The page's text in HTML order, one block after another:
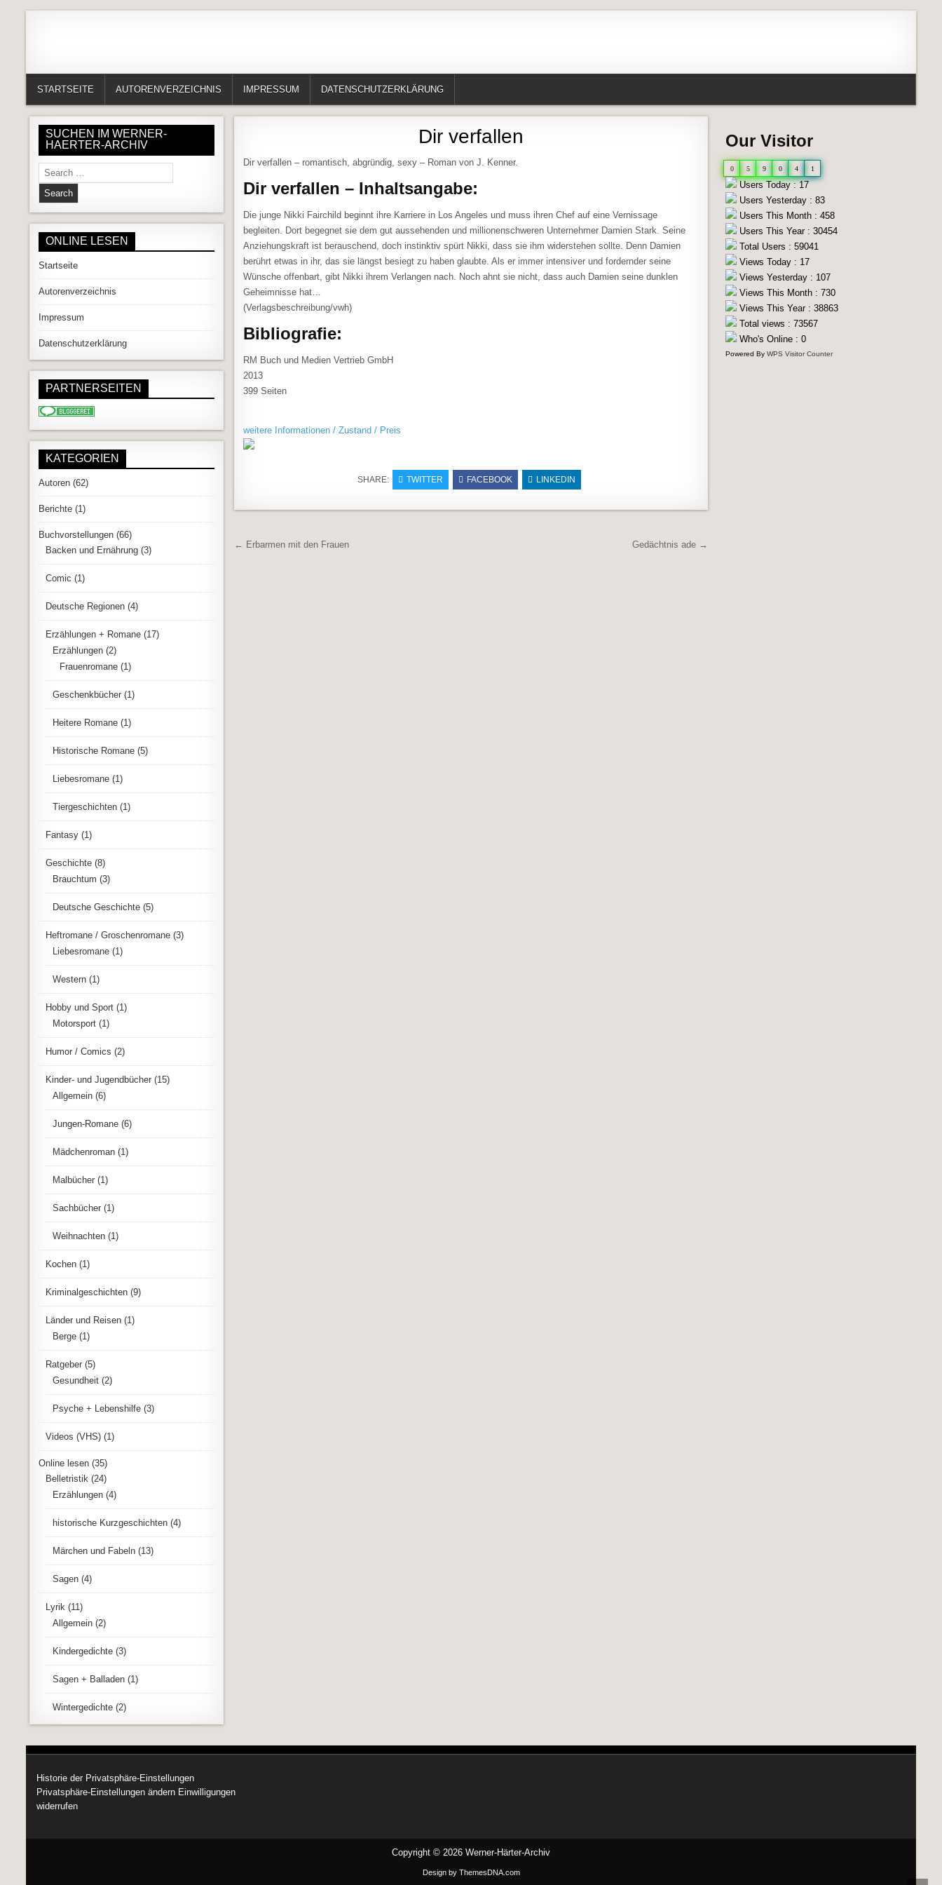
STARTSEITE AUTORENVERZEICHNIS IMPRESSUM DATENSCHUTZERKLÄRUNG
Dir verfallen
Dir verfallen – romantisch, abgründig, sexy – Roman von J. Kenner.
Dir verfallen – Inhaltsangabe:
Die junge Nikki Fairchild beginnt ihre Karriere in Los Angeles und muss ihren Chef auf eine Vernissage
begleiten. Dort begegnet sie dem gut aussehenden und millionenschweren Unternehmer Damien Stark. Seine
Anziehungskraft ist berauschend, doch instinktiv spürt Nikki, dass sie ihm widerstehen sollte. Denn Damien
berührt etwas in ihr, das sie längst besiegt zu haben glaubte. Als er immer intensiver und fordernder seine
Wünsche offenbart, gibt Nikki ihrem Verlangen nach. Noch ahnt sie nicht, dass auch Damien seine dunklen
Geheimnisse hat…
(Verlagsbeschreibung/vwh)
Bibliografie:
RM Buch und Medien Vertrieb GmbH
2013
399 Seiten
weitere Informationen / Zustand / Preis
SHARE: TWITTER FACEBOOK LINKEDIN
Beitragsnavigation Gedächtnis ade →
← Erbarmen mit den Frauen
SUCHEN IM WERNER-
HAERTER-ARCHIV
Search for:
ONLINE LESEN
Startseite
Autorenverzeichnis
Impressum
Datenschutzerklärung
PARTNERSEITEN
KATEGORIEN
Autoren (62)
Berichte (1)
Buchvorstellungen (66)
Backen und Ernährung (3)
Comic (1)
Deutsche Regionen (4)
Erzählungen + Romane (17)
Erzählungen (2)
Frauenromane (1)
Geschenkbücher (1)
Heitere Romane (1)
Historische Romane (5)
Liebesromane (1)
Tiergeschichten (1)
Fantasy (1)
Geschichte (8)
Brauchtum (3)
Deutsche Geschichte (5)
Heftromane / Groschenromane (3)
Liebesromane (1)
Western (1)
Hobby und Sport (1)
Motorsport (1)
Humor / Comics (2)
Kinder- und Jugendbücher (15)
Allgemein (6)
Jungen-Romane (6)
Mädchenroman (1)
Malbücher (1)
Sachbücher (1)
Weihnachten (1)
Kochen (1)
Kriminalgeschichten (9)
Länder und Reisen (1)
Berge (1)
Ratgeber (5)
Gesundheit (2)
Psyche + Lebenshilfe (3)
Videos (VHS) (1)
Online lesen (35)
Belletristik (24)
Erzählungen (4)
historische Kurzgeschichten (4)
Märchen und Fabeln (13)
Sagen (4)
Lyrik (11)
Allgemein (2)
Kindergedichte (3)
Sagen + Balladen (1)
Wintergedichte (2)
Our Visitor
0 5 9 0 4 1
Users Today : 17
Users Yesterday : 83
Users This Month : 458
Users This Year : 30454
Total Users : 59041
Views Today : 17
Views Yesterday : 107
Views This Month : 730
Views This Year : 38863
Total views : 73567
Who's Online : 0
Powered By WPS Visitor Counter
Historie der Privatsphäre-Einstellungen
Privatsphäre-Einstellungen ändern Einwilligungen
widerrufen
Copyright © 2026 Werner-Härter-Archiv
Design by ThemesDNA.com